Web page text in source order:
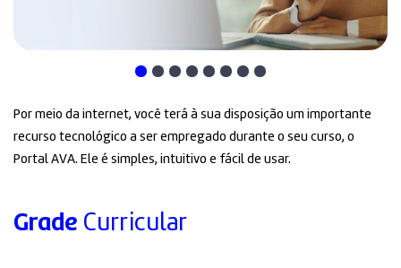
Por meio da internet, você terá à sua disposição um importante
recurso tecnológico a ser empregado durante o seu curso, o
Portal AVA. Ele é simples, intuitivo e fácil de usar.
Grade Curricular